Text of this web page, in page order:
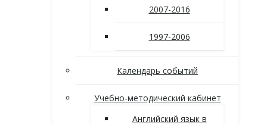
2007-2016
1997-2006
Календарь событий
Учебно-методический кабинет
Английский язык в